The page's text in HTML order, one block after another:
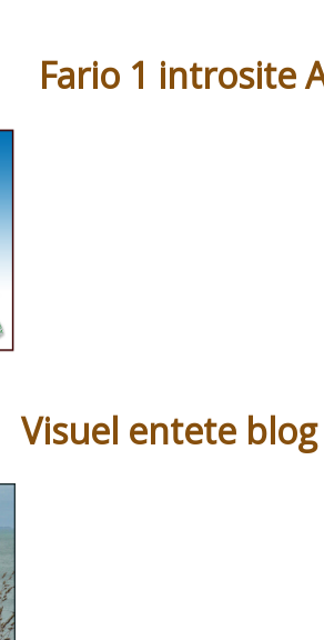
Fario 1 introsite
Visuel entete